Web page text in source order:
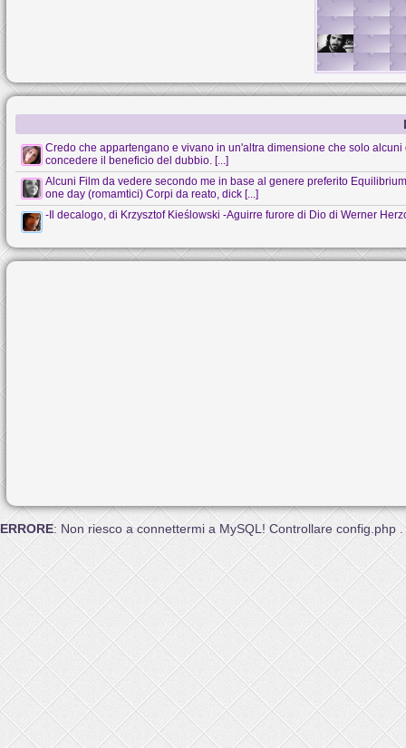
Credo che appartengano e vivano in un'altra dimensione che solo
concedere il beneficio del dubbio. [...]
Alcuni Film da vedere secondo me in base al genere preferito
one day (romamtici) Corpi da reato, dick [...]
-Il decalogo, di Krzysztof Kieślowski -Aguirre furore di Dio di Werner
ERRORE: Non riesco a connettermi a MySQL! Controllare config.php .